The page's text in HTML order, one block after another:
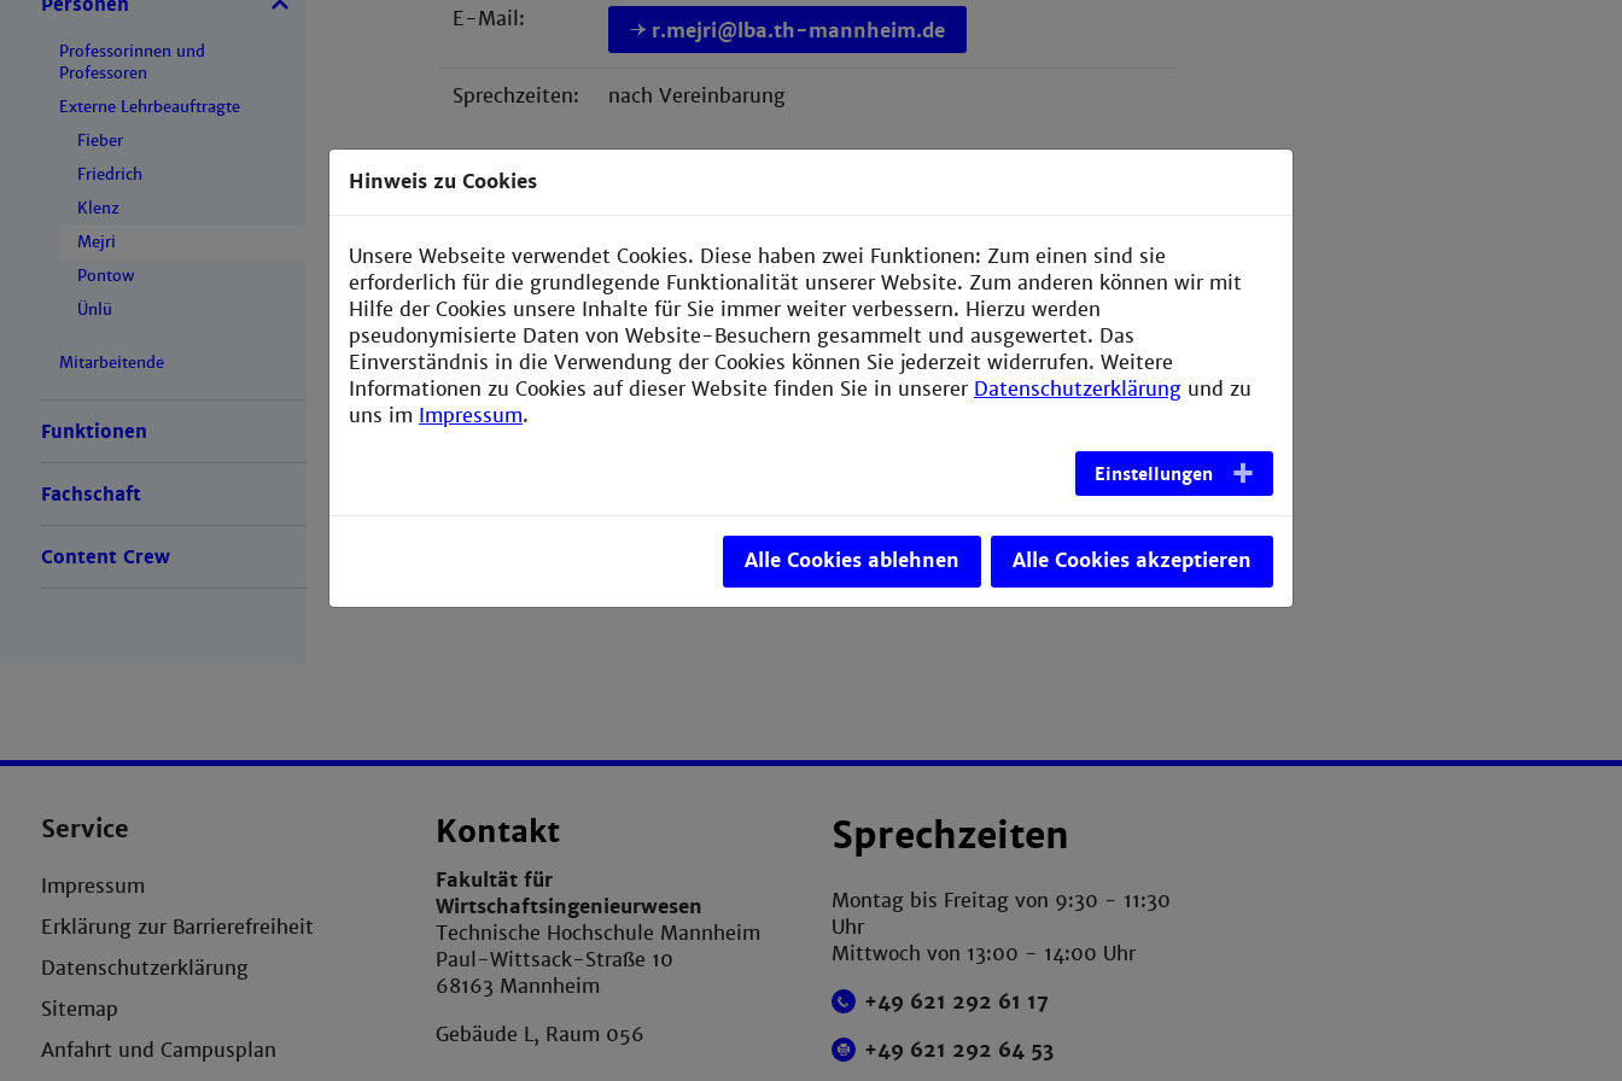
Professorinnen und
Professoren
Externe Lehrbeauftragte
Fieber
Friedrich
Klenz
Mejri
Pontow
Ünlü
Mitarbeitende
Funktionen
Fachschaft
Content Crew
E-Mail: r.mejri@lba.th-mannheim.de
Sprechzeiten: nach Vereinbarung
Service
Impressum
Erklärung zur Barrierefreiheit
Datenschutzerklärung
Sitemap
Anfahrt und Campusplan
Kontakt
Fakultät für
Wirtschaftsingenieurwesen
Technische Hochschule Mannheim
Paul-Wittsack-Straße 10
68163 Mannheim
Gebäude L, Raum 056
Sprechzeiten
Montag bis Freitag von 9:30 - 11:30
Uhr
Mittwoch von 13:00 - 14:00 Uhr
+49 621 292 61 17
+49 621 292 64 53
Hinweis zu Cookies
Unsere Webseite verwendet Cookies. Diese haben zwei Funktionen: Zum einen sind sie
erforderlich für die grundlegende Funktionalität unserer Website. Zum anderen können wir mit
Hilfe der Cookies unsere Inhalte für Sie immer weiter verbessern. Hierzu werden
pseudonymisierte Daten von Website-Besuchern gesammelt und ausgewertet. Das
Einverständnis in die Verwendung der Cookies können Sie jederzeit widerrufen. Weitere
Informationen zu Cookies auf dieser Website finden Sie in unserer Datenschutzerklärung und zu
uns im Impressum.
Einstellungen
Alle Cookies ablehnen Alle Cookies akzeptieren